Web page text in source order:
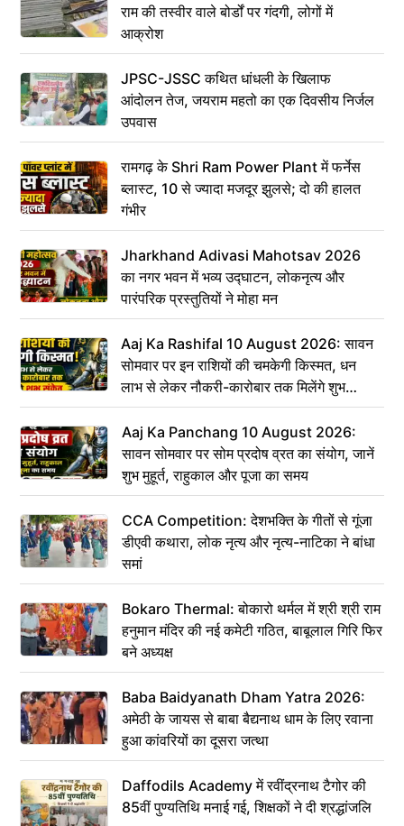
राम की तस्वीर वाले बोर्डों पर गंदगी, लोगों में
आक्रोश
JPSC-JSSC कथित धांधली के खिलाफ
आंदोलन तेज, जयराम महतो का एक दिवसीय निर्जल
उपवास
रामगढ़ के Shri Ram Power Plant में फर्नेस
ब्लास्ट, 10 से ज्यादा मजदूर झुलसे; दो की हालत
गंभीर
Jharkhand Adivasi Mahotsav 2026
का नगर भवन में भव्य उद्घाटन, लोकनृत्य और
पारंपरिक प्रस्तुतियों ने मोहा मन
Aaj Ka Rashifal 10 August 2026: सावन
सोमवार पर इन राशियों की चमकेगी किस्मत, धन
लाभ से लेकर नौकरी-कारोबार तक मिलेंगे शुभ
संकेत
Aaj Ka Panchang 10 August 2026:
सावन सोमवार पर सोम प्रदोष व्रत का संयोग, जानें
शुभ मुहूर्त, राहुकाल और पूजा का समय
CCA Competition: देशभक्ति के गीतों से गूंजा
डीएवी कथारा, लोक नृत्य और नृत्य-नाटिका ने बांधा
समां
Bokaro Thermal: बोकारो थर्मल में श्री श्री राम
हनुमान मंदिर की नई कमेटी गठित, बाबूलाल गिरि फिर
बने अध्यक्ष
Baba Baidyanath Dham Yatra 2026:
अमेठी के जायस से बाबा बैद्यनाथ धाम के लिए रवाना
हुआ कांवरियों का दूसरा जत्था
Daffodils Academy में रवींद्रनाथ टैगोर की
85वीं पुण्यतिथि मनाई गई, शिक्षकों ने दी श्रद्धांजलि